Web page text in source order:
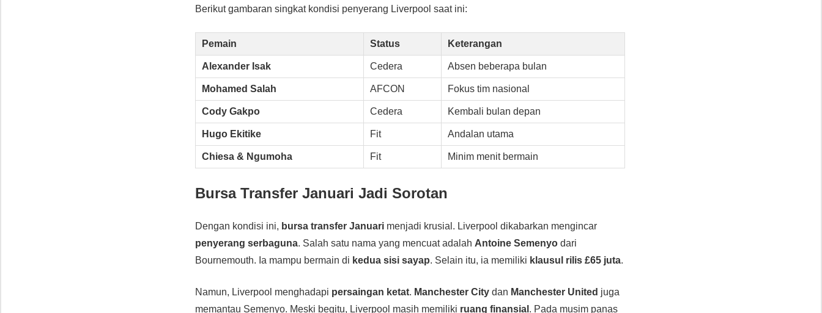
Berikut gambaran singkat kondisi penyerang Liverpool saat ini:
Pemain Status Keterangan
Alexander Isak Cedera Absen beberapa bulan
Mohamed Salah AFCON Fokus tim nasional
Cody Gakpo Cedera Kembali bulan depan
Hugo Ekitike Fit Andalan utama
Chiesa & Ngumoha Fit Minim menit bermain
Bursa Transfer Januari Jadi Sorotan
Dengan kondisi ini, bursa transfer Januari menjadi krusial. Liverpool dikabarkan mengincar
penyerang serbaguna. Salah satu nama yang mencuat adalah Antoine Semenyo dari
Bournemouth. Ia mampu bermain di kedua sisi sayap. Selain itu, ia memiliki klausul rilis £65 juta.
Namun, Liverpool menghadapi persaingan ketat. Manchester City dan Manchester United juga
memantau Semenyo. Meski begitu, Liverpool masih memiliki ruang finansial . Pada musim panas